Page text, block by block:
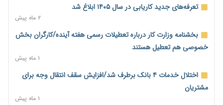
آغاز اجرای پایلوت «ردا کارت» برای دانشجویان تحصیلات تکمیلی
۱ روز پیش
محدودیت تازه برای شبکه بانکی؛ افزایش سپرده قانونی با هدف
کنترل تورم
۱ روز پیش
تعرفه‌های جدید کاریابی در سال ۱۴۰۵ ابلاغ شد
۲ ماه پیش
بخشنامه وزارت کار درباره تعطیلات رسمی هفته آینده/کارگران بخش
خصوصی هم تعطیل هستند
۱ ماه پیش
اختلال خدمات ۴ بانک برطرف شد/افزایش سقف انتقال وجه برای
مشتریان
۱ ماه پیش